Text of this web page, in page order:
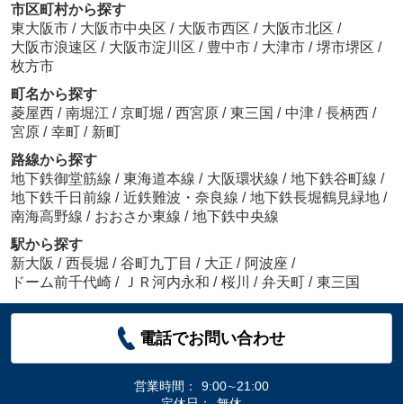
市区町村から探す
東大阪市 / 大阪市中央区 / 大阪市西区 / 大阪市北区 /
大阪市浪速区 / 大阪市淀川区 / 豊中市 / 大津市 / 堺市堺区 /
枚方市
町名から探す
菱屋西 / 南堀江 / 京町堀 / 西宮原 / 東三国 / 中津 / 長柄西 /
宮原 / 幸町 / 新町
路線から探す
地下鉄御堂筋線 / 東海道本線 / 大阪環状線 / 地下鉄谷町線 /
地下鉄千日前線 / 近鉄難波・奈良線 / 地下鉄長堀鶴見緑地 /
南海高野線 / おおさか東線 / 地下鉄中央線
駅から探す
新大阪 / 西長堀 / 谷町九丁目 / 大正 / 阿波座 /
ドーム前千代崎 / ＪＲ河内永和 / 桜川 / 弁天町 / 東三国
電話でお問い合わせ
営業時間：
9:00∼21:00